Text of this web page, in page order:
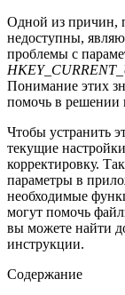
Одной из причин,
недоступны,
проблемы с
Понимание этих
помочь в решении
Чтобы устранить
текущие
корректировку.
параметры в
необходимые
могут помочь
вы можете найти
инструкции.
Содержание